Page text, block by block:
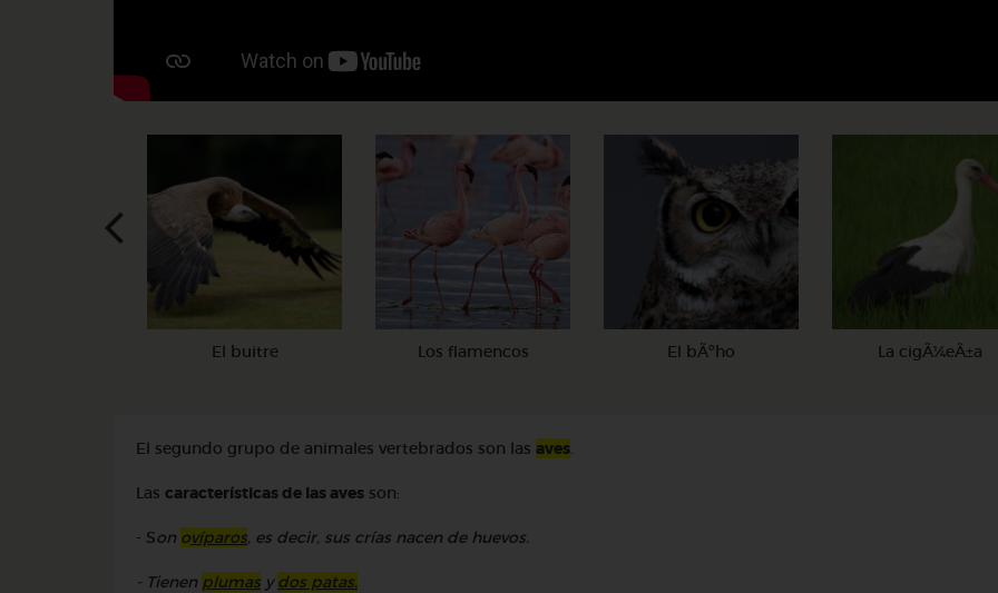
El buitre Los flamencos El bÃºho La cigÃ¼eÃ±a
El segundo grupo de animales vertebrados son las aves.
Las características de las aves son:
- Son ovíparos, es decir, sus crías nacen de huevos.
- Tienen plumas ydos patas.